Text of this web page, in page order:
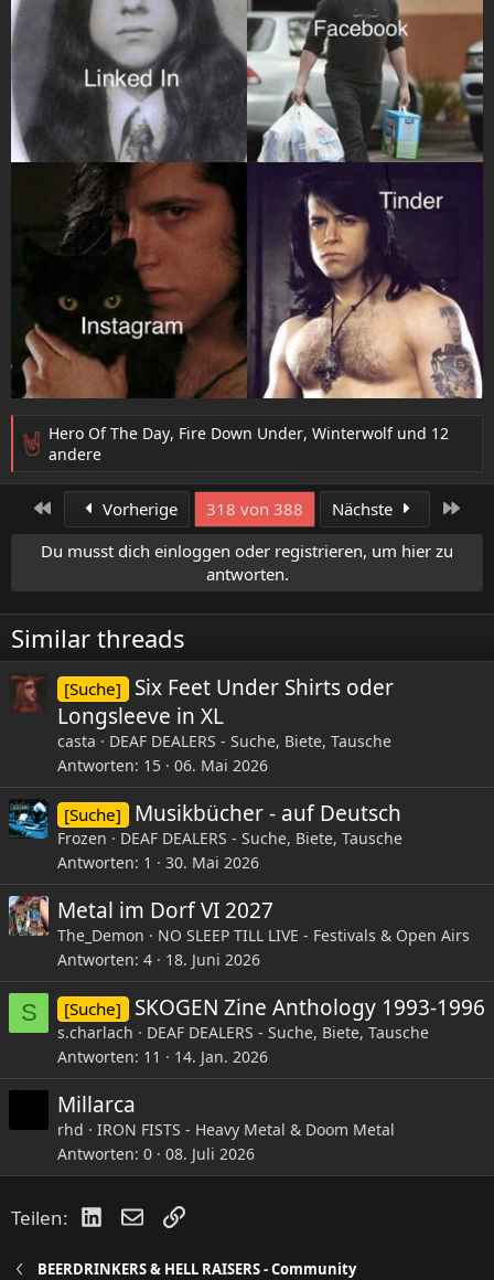
R
t
n
e
n
:
Hero Of The Day, Fire Down Under, Winterwolfund 12
andere
Erste Vorherige 318 von 388 Nächste
Du musst dich einloggen oder registrieren, um hier zu
antworten.
Similar threads
[Suche]
Six Feet Under Shirts oder
Longsleeve in XL
casta
DEAF DEALERS - Suche, Biete, Tausche
Antworten 15 06. Mai 2026
[Suche] Musikbücher - auf Deutsch
Frozen
DEAF DEALERS - Suche, Biete, Tausche
Antworten 1 30. Mai 2026
Metal im Dorf VI 2027
The_Demon
NO SLEEP TILL LIVE - Festivals & Open Airs
Antworten 4 18. Juni 2026
S [Suche] SKOGEN Zine Anthology 1993-1996
s.charlach
DEAF DEALERS - Suche, Biete, Tausche
Antworten 11 14. Jan. 2026
Millarca
rhd
IRON FISTS - Heavy Metal & Doom Metal
Antworten 0 08. Juli 2026
Teilen: LinkedIn
E-MailLink
BEERDRINKERS & HELL RAISERS - Community